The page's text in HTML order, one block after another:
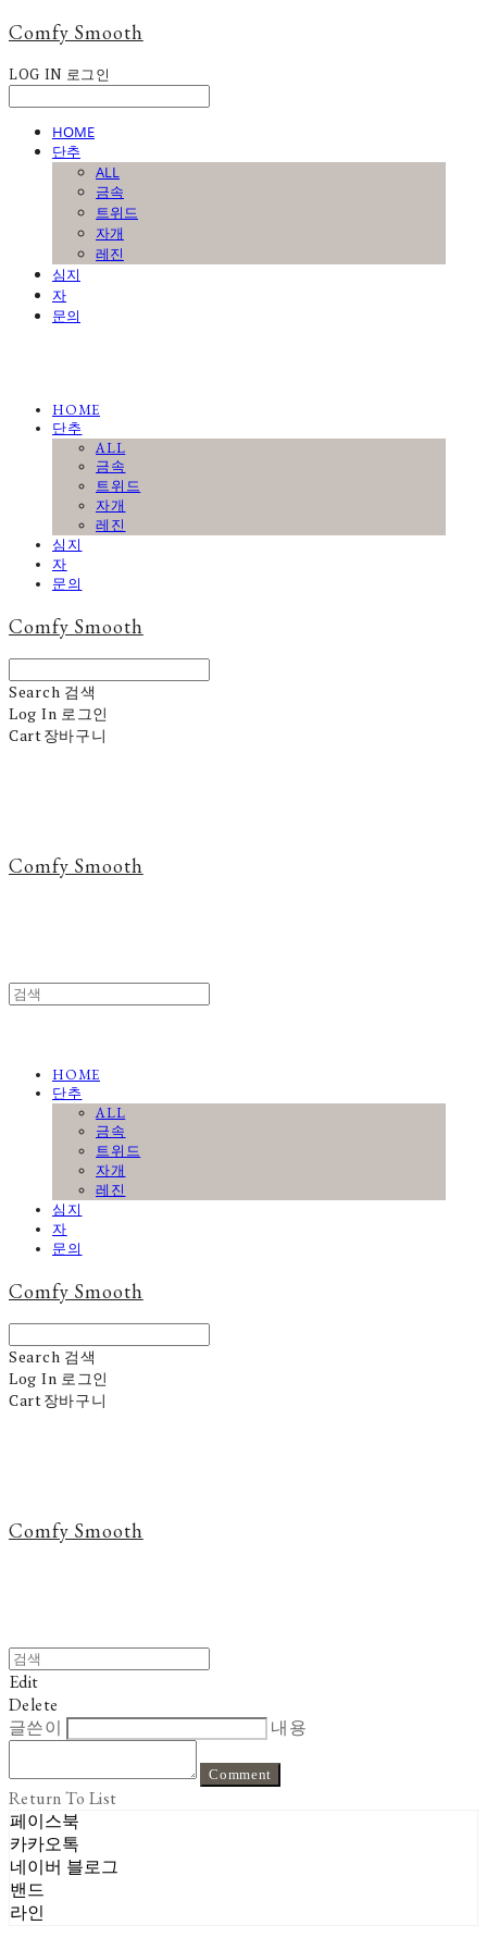
Comfy Smooth
LOG IN 로그인
HOME
단추
ALL
금속
트위드
자개
레진
심지
자
문의
HOME
단추
ALL
금속
트위드
자개
레진
심지
자
문의
Comfy Smooth
Search 검색
Log In 로그인
Cart장바구니
Comfy Smooth
HOME
단추
ALL
금속
트위드
자개
레진
심지
자
문의
Comfy Smooth
Search 검색
Log In 로그인
Cart장바구니
Comfy Smooth
Edit
Delete
글쓴이
내용
Comment
Return To List
페이스북
카카오톡
네이버 블로그
밴드
라인